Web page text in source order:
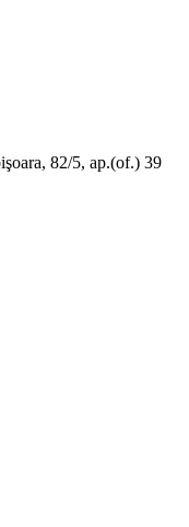
82/5, ap.(of.) 39